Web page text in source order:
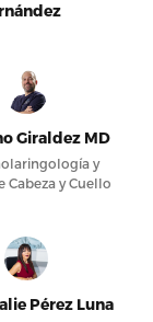
Giraldez MD
y
Cabeza y Cuello
Pérez Luna